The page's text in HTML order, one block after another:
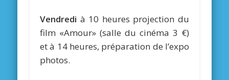
Vendredi à 10 heures projection du
film «Amour» (salle du cinéma 3 €)
et à 14 heures, préparation de l’expo
photos.